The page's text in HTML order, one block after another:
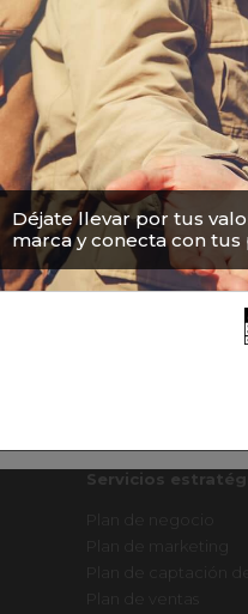
Déjate llevar por tus
marca y conecta con tus
Servicios
Plan de negocio
Plan de marketing
Plan de captación
Plan de ventas